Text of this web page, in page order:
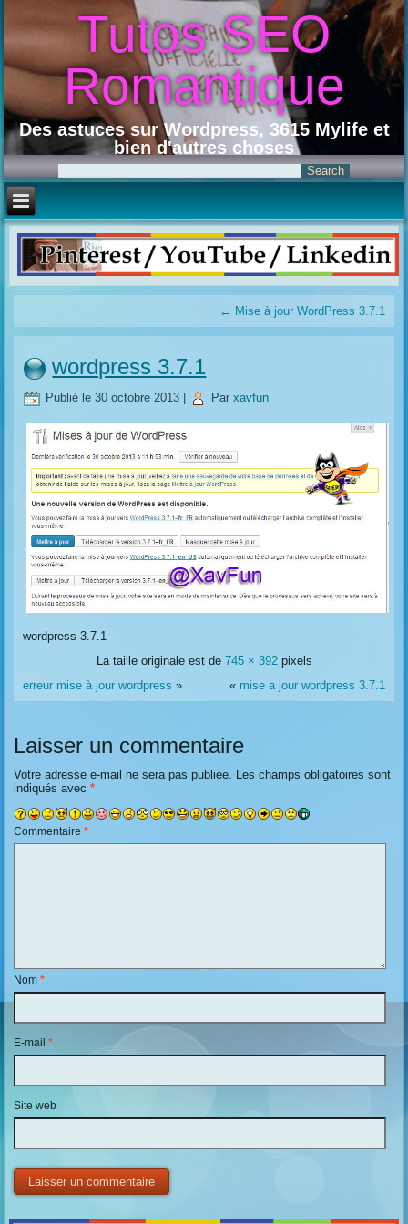
Tutos SEO
Romantique
Des astuces sur Wordpress, 3615 Mylife et
bien d'autres choses
← Mise à jour WordPress 3.7.1
wordpress 3.7.1
Publié le 30 octobre 2013 Par xavfun
wordpress 3.7.1
La taille originale est de 745 × 392pixels
erreur mise à jour wordpress » « mise a jour wordpress 3.7.1
Laisser un commentaire
Votre adresse e-mail ne sera pas publiée. Les champs obligatoires sont
indiqués avec*
Commentaire*
Nom*
E-mail*
Site web